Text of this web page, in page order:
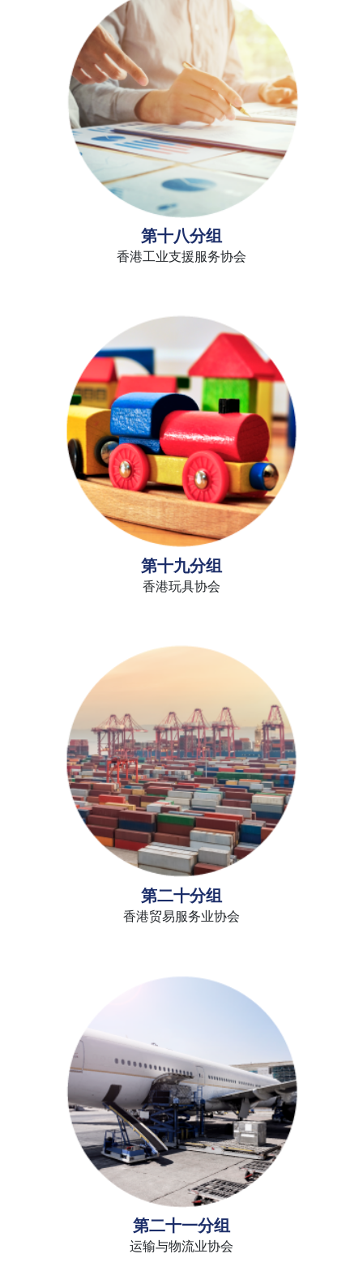
第十八分组
香港工业支援服务协会
第十九分组
香港玩具协会
第二十分组
香港贸易服务业协会
第二十一分组
运输与物流业协会